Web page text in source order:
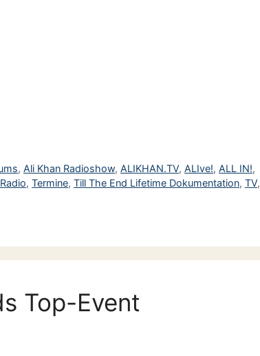
,Ali Khan Radioshow,ALIKHAN.TV,ALIve!,ALL IN!,
Radio, Termine, Till The End Lifetime Dokumentation, TV,
Top-Event